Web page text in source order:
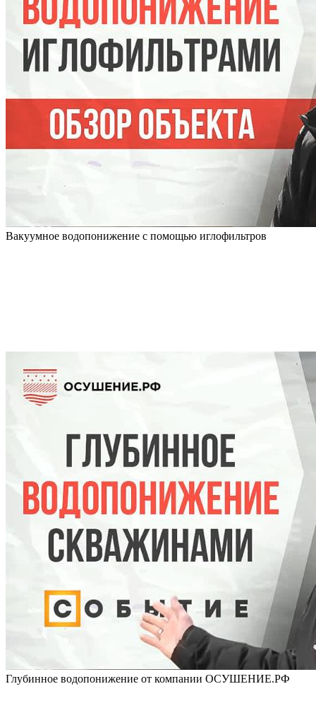
Вакуумное водопонижение с помощью иглофильтров
Глубинное водопонижение от компании ОСУШЕНИЕ.РФ